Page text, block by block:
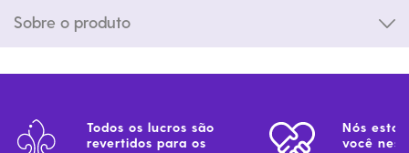
Sobre o produto
Todos os lucros são
revertidos para os
Nós
você